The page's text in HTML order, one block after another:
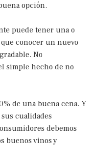
opción.
puede tener una o
conocer un nuevo
No
simple hecho de no
de una buena cena. Y
cualidades
debemos
buenos vinos y